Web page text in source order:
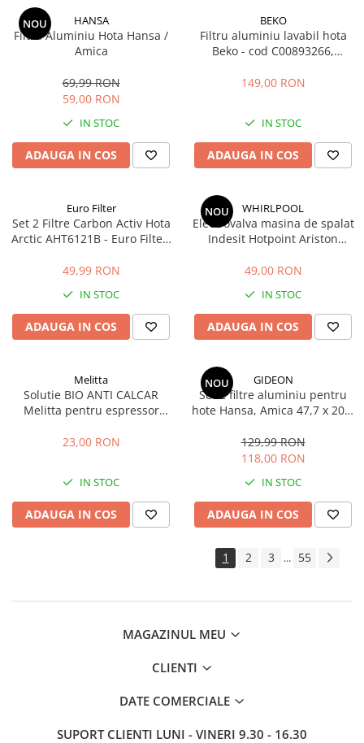
NOU HANSA
Filtru Aluminiu Hota Hansa /
Amica
69,99 RON
59,00 RON
IN STOC
ADAUGA IN COS
BEKO
Filtru aluminiu lavabil hota
Beko - cod C00893266,
149,00 RON
IN STOC
ADAUGA IN COS
Euro Filter
Set 2 Filtre Carbon Activ Hota
Arctic AHT6121B - Euro Filter,
49,99 RON
IN STOC
ADAUGA IN COS
NOU WHIRLPOOL
Electrovalva masina de spalat
Indesit Hotpoint Ariston
482000022813 C00110333
49,00 RON
IN STOC
ADAUGA IN COS
Melitta
Solutie BIO ANTI CALCAR
Melitta pentru espressor
apa, 250 ml, 6 utilizari
23,00 RON
IN STOC
ADAUGA IN COS
NOU GIDEON
Set 2 filtre aluminiu pentru
hote Hansa, Amica 47,7 x 20,4
129,99 RON
118,00 RON
IN STOC
ADAUGA IN COS
1 2 3 ... 55
MAGAZINUL MEU
CLIENTI
DATE COMERCIALE
SUPORT CLIENTI LUNI - VINERI 9.30 - 16.30